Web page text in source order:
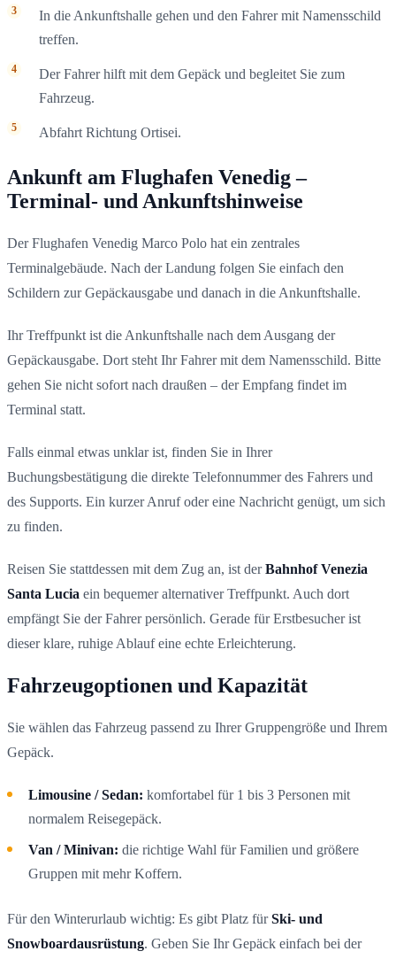
In die Ankunftshalle gehen und den Fahrer mit Namensschild
treffen.
Der Fahrer hilft mit dem Gepäck und begleitet Sie zum
Fahrzeug.
Abfahrt Richtung Ortisei.
Ankunft am Flughafen Venedig –
Terminal- und Ankunftshinweise
Der Flughafen Venedig Marco Polo hat ein zentrales
Terminalgebäude. Nach der Landung folgen Sie einfach den
Schildern zur Gepäckausgabe und danach in die Ankunftshalle.
Ihr Treffpunkt ist die Ankunftshalle nach dem Ausgang der
Gepäckausgabe. Dort steht Ihr Fahrer mit dem Namensschild. Bitte
gehen Sie nicht sofort nach draußen – der Empfang findet im
Terminal statt.
Falls einmal etwas unklar ist, finden Sie in Ihrer
Buchungsbestätigung die direkte Telefonnummer des Fahrers und
des Supports. Ein kurzer Anruf oder eine Nachricht genügt, um sich
zu finden.
Reisen Sie stattdessen mit dem Zug an, ist derBahnhof Venezia
Santa Lucia ein bequemer alternativer Treffpunkt. Auch dort
empfängt Sie der Fahrer persönlich. Gerade für Erstbesucher ist
dieser klare, ruhige Ablauf eine echte Erleichterung.
Fahrzeugoptionen und Kapazität
Sie wählen das Fahrzeug passend zu Ihrer Gruppengröße und Ihrem
Gepäck.
Limousine / Sedan: komfortabel für 1 bis 3 Personen mit
normalem Reisegepäck.
Van / Minivan: die richtige Wahl für Familien und größere
Gruppen mit mehr Koffern.
Für den Winterurlaub wichtig: Es gibt Platz fürSki- und
Snowboardausrüstung. Geben Sie Ihr Gepäck einfach bei der